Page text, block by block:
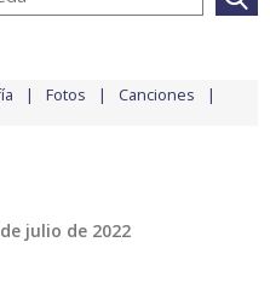
Fotos Canciones
julio de 2022